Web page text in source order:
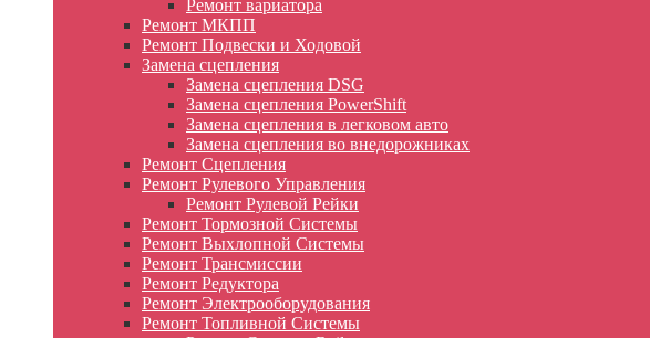
Ремонт вариатора
Ремонт МКПП
Ремонт Подвески и Ходовой
Замена сцепления
Замена сцепления DSG
Замена сцепления PowerShift
Замена сцепления в легковом авто
Замена сцепления во внедорожниках
Ремонт Сцепления
Ремонт Рулевого Управления
Ремонт Рулевой Рейки
Ремонт Тормозной Системы
Ремонт Выхлопной Системы
Ремонт Трансмиссии
Ремонт Редуктора
Ремонт Электрооборудования
Ремонт Топливной Системы